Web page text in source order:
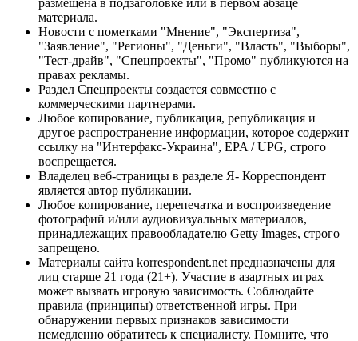
размещена в подзаголовке или в первом абзаце
материала.
Новости с пометками "Мнение", "Экспертиза",
"Заявление", "Регионы", "Деньги", "Власть", "Выборы",
"Тест-драйв", "Спецпроекты", "Промо" публикуются на
правах рекламы.
Раздел Спецпроекты создается совместно с
коммерческими партнерами.
Любое копирование, публикация, републикация и
другое распространение информации, которое содержит
ссылку на "Интерфакс-Украина", EPA / UPG, строго
воспрещается.
Владелец веб-страницы в разделе Я- Корреспондент
является автор публикации.
Любое копирование, перепечатка и воспроизведение
фотографий и/или аудиовизуальных материалов,
принадлежащих правообладателю Getty Images, строго
запрещено.
Материалы сайта korrespondent.net предназначены для
лиц старше 21 года (21+). Участие в азартных играх
может вызвать игровую зависимость. Соблюдайте
правила (принципы) ответственной игры. При
обнаружении первых признаков зависимости
немедленно обратитесь к специалисту. Помните, что